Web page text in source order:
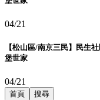
04/21
【松山區/南京三民】民生
堡世家
04/21
首頁 搜尋